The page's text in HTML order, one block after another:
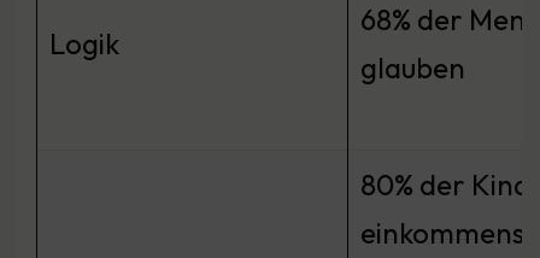
Logik
68% der
glauben
80% der